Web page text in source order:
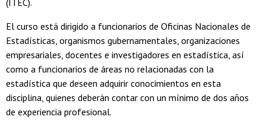
(ITEC).
El curso está dirigido a funcionarios de Oficinas Nacionales de
Estadísticas, organismos gubernamentales, organizaciones
empresariales, docentes e investigadores en estadística, así
como a funcionarios de áreas no relacionadas con la
estadística que deseen adquirir conocimientos en esta
disciplina, quienes deberán contar con un mínimo de dos años
de experiencia profesional.